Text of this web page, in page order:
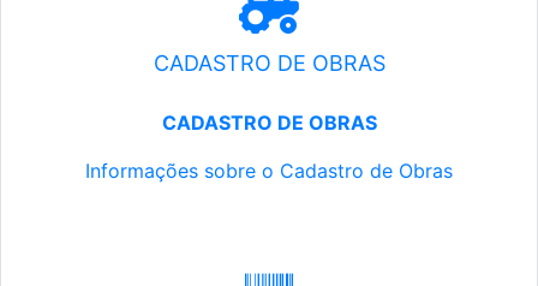
CADASTRO DE OBRAS
CADASTRO DE OBRAS
Informações sobre o Cadastro de Obras